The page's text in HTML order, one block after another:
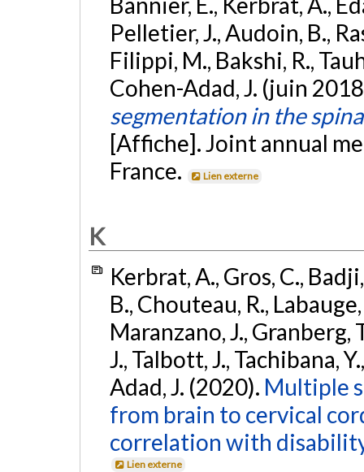
Pelletier, J., Audoin, B.,
Filippi, M., Bakshi, R.,
Cohen-Adad, J. (juin
segmentation in the
[Affiche]. Joint annual
France.
Lien externe
K
Kerbrat, A., Gros, C.,
B., Chouteau, R.,
Maranzano, J., Granberg,
J., Talbott, J., Tachibana,
Adad, J. (2020). Multiple
from brain to cervical
correlation with
Lien externe